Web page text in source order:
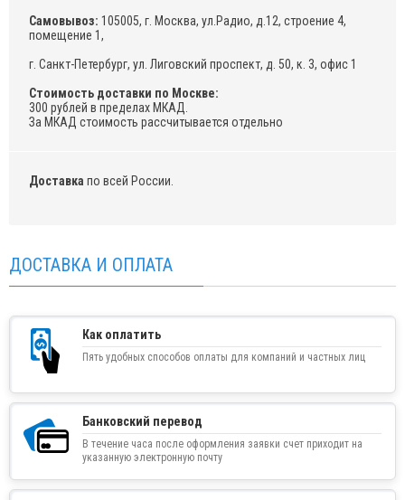
Самовывоз: 105005, г. Москва, ул.Радио, д.12, строение 4,
помещение 1,
г. Санкт-Петербург, ул. Лиговский проспект, д. 50, к. 3, офис 1
Стоимость доставки по Москве:
300 рублей в пределах МКАД.
За МКАД стоимость рассчитывается отдельно
Доставка по всей России.
ДОСТАВКА И ОПЛАТА
Как оплатить
Пять удобных способов оплаты для компаний и частных лиц
Банковский перевод
В течение часа после оформления заявки счет приходит на
указанную электронную почту